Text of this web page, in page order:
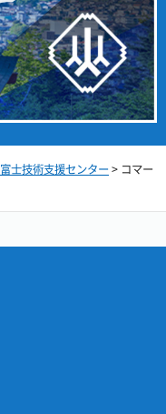
富士技術支援センター> コマー